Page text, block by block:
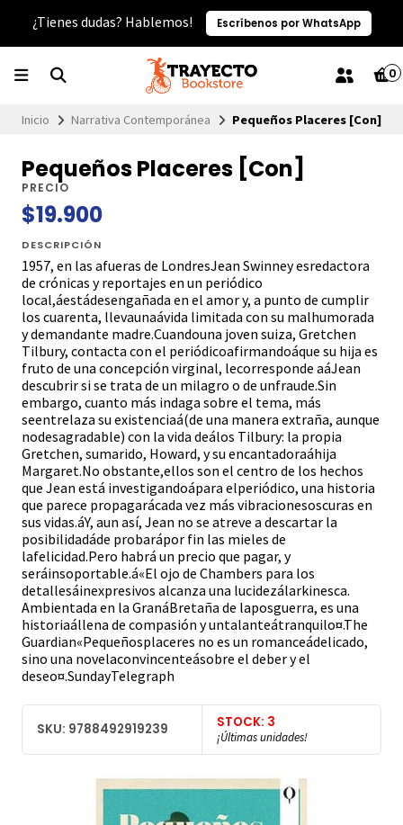
¿Tienes dudas? Hablemos! Escríbenos por WhatsApp
0
Inicio Narrativa Contemporánea Pequeños Placeres [Con]
Pequeños Placeres [Con]
PRECIO
$19.900
DESCRIPCIÓN
1957, en las afueras de LondresJean Swinney esredactora
de crónicas y reportajes en un periódico
local,áestádesengañada en el amor y, a punto de cumplir
los cuarenta, llevaunaávida limitada con su malhumorada
y demandante madre.Cuandouna joven suiza, Gretchen
Tilbury, contacta con el periódicoafirmandoáque su hija es
fruto de una concepción virginal, lecorresponde aáJean
descubrir si se trata de un milagro o de unfraude.Sin
embargo, cuanto más indaga sobre el tema, más
seentrelaza su existenciaá(de una manera extraña, aunque
nodesagradable) con la vida deálos Tilbury: la propia
Gretchen, sumarido, Howard, y su encantadoraáhija
Margaret.No obstante,ellos son el centro de los hechos
que Jean está investigandoápara elperiódico, una historia
que parece propagarácada vez más vibracionesoscuras en
sus vidas.áY, aun así, Jean no se atreve a descartar la
posibilidadáde probarápor fin las mieles de
lafelicidad.Pero habrá un precio que pagar, y
seráinsoportable.á«El ojo de Chambers para los
detallesáinexpresivos alcanza una lucidezálarkinesca.
Ambientada en la GranáBretaña de laposguerra, es una
historiaállena de compasión y untalanteátranquilo¤.The
Guardian«Pequeñosplaceres no es un romanceádelicado,
sino una novelaconvincenteásobre el deber y el
deseo¤.SundayTelegraph
SKU: 9788492919239 STOCK: 3
¡Últimas unidades!